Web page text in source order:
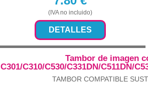
(IVA no incluido)
DETALLES
Tambor de imagen
C301/C310/C530/C331DN/C511DN/
TAMBOR COMPATIBLE